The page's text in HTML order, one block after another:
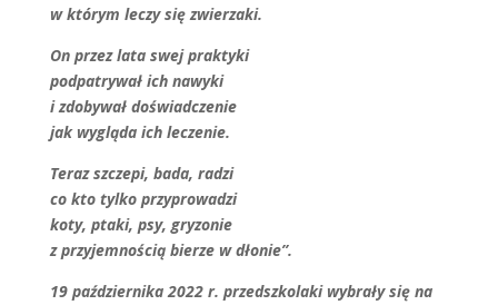
w którym leczy się zwierzaki.
On przez lata swej praktyki
podpatrywał ich nawyki
i zdobywał doświadczenie
jak wygląda ich leczenie.
Teraz szczepi, bada, radzi
co kto tylko przyprowadzi
koty, ptaki, psy, gryzonie
z przyjemnością bierze w dłonie”.
19 października 2022 r. przedszkolaki wybrały się na